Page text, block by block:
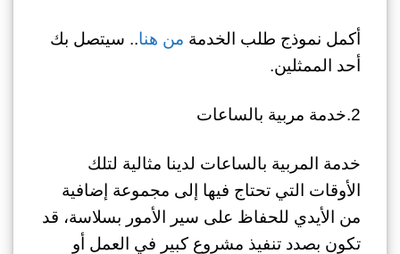
أكمل نموذج طلب الخدمة من هنا.. سيتصل بك
أحد الممثلين.
2.خدمة مربية بالساعات
خدمة المربية بالساعات لدينا مثالية لتلك
الأوقات التي تحتاج فيها إلى مجموعة إضافية
من الأيدي للحفاظ على سير الأمور بسلاسة، قد
تكون بصدد تنفيذ مشروع كبير في العمل أو